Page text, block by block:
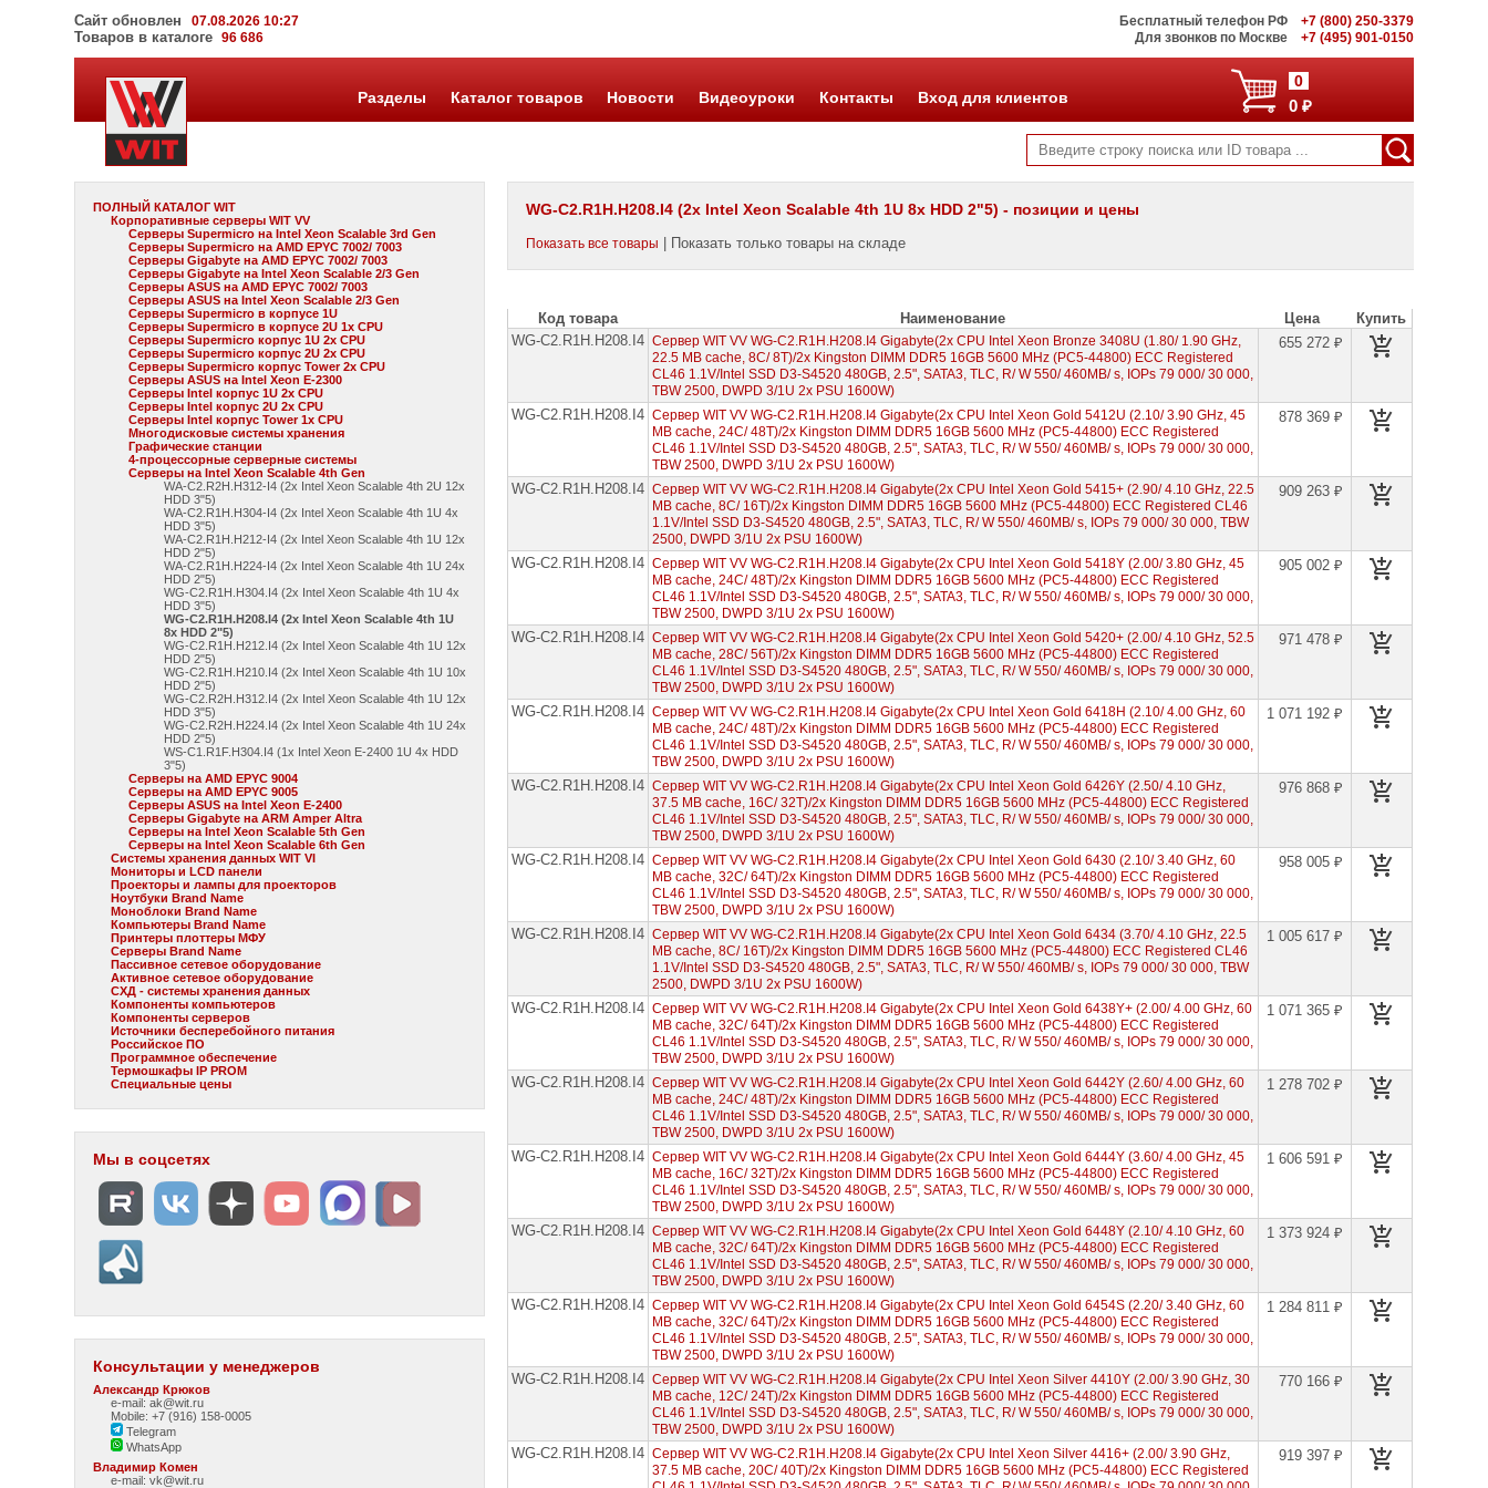
Сайт обновлен 07.08.2026 10:27
Товаров в каталоге96 686
Бесплатный телефон РФ
+7 (800) 250-3379
Для звонков по Москве
+7 (495) 901-0150
0
0 ₽
Разделы Каталог товаров Новости Видеоуроки Контакты Вход для клиентов
ПОЛНЫЙ КАТАЛОГ WIT
Корпоративные серверы WIT VV
Серверы Supermicro на Intel Xeon Scalable 3rd Gen
Серверы Supermicro на AMD EPYC 7002/ 7003
Серверы Gigabyte на AMD EPYC 7002/ 7003
Серверы Gigabyte на Intel Xeon Scalable 2/3 Gen
Серверы ASUS на AMD EPYC 7002/ 7003
Серверы ASUS на Intel Xeon Scalable 2/3 Gen
Серверы Supermicro в корпусе 1U
Серверы Supermicro в корпусе 2U 1x CPU
Серверы Supermicro корпус 1U 2x CPU
Серверы Supermicro корпус 2U 2x CPU
Серверы Supermicro корпус Tower 2x CPU
Серверы ASUS на Intel Xeon E-2300
Серверы Intel корпус 1U 2x CPU
Серверы Intel корпус 2U 2x CPU
Серверы Intel корпус Tower 1x CPU
Многодисковые системы хранения
Графические станции
4-процессорные серверные системы
Серверы на Intel Xeon Scalable 4th Gen
WA-C2.R2H.H312-I4 (2x Intel Xeon Scalable 4th 2U 12x
HDD 3"5)
WA-C2.R1H.H304-I4 (2x Intel Xeon Scalable 4th 1U 4x
HDD 3"5)
WA-C2.R1H.H212-I4 (2x Intel Xeon Scalable 4th 1U 12x
HDD 2"5)
WA-C2.R1H.H224-I4 (2x Intel Xeon Scalable 4th 1U 24x
HDD 2"5)
WG-C2.R1H.H304.I4 (2x Intel Xeon Scalable 4th 1U 4x
HDD 3"5)
WG-C2.R1H.H208.I4 (2x Intel Xeon Scalable 4th 1U
8x HDD 2"5)
WG-C2.R1H.H212.I4 (2x Intel Xeon Scalable 4th 1U 12x
HDD 2"5)
WG-C2.R1H.H210.I4 (2x Intel Xeon Scalable 4th 1U 10x
HDD 2"5)
WG-C2.R2H.H312.I4 (2x Intel Xeon Scalable 4th 1U 12x
HDD 3"5)
WG-C2.R2H.H224.I4 (2x Intel Xeon Scalable 4th 1U 24x
HDD 2"5)
WS-C1.R1F.H304.I4 (1x Intel Xeon E-2400 1U 4x HDD
3"5)
Серверы на AMD EPYC 9004
Серверы на AMD EPYC 9005
Серверы ASUS на Intel Xeon E-2400
Серверы Gigabyte на ARM Amper Altra
Серверы на Intel Xeon Scalable 5th Gen
Серверы на Intel Xeon Scalable 6th Gen
Системы хранения данных WIT VI
Мониторы и LCD панели
Проекторы и лампы для проекторов
Ноутбуки Brand Name
Моноблоки Brand Name
Компьютеры Brand Name
Принтеры плоттеры МФУ
Серверы Brand Name
Пассивное сетевое оборудование
Активное сетевое оборудование
СХД - системы хранения данных
Компоненты компьютеров
Компоненты серверов
Источники бесперебойного питания
Российское ПО
Программное обеспечение
Термошкафы IP PROM
Специальные цены
Мы в соцсетях
Консультации у менеджеров
Александр Крюков
e-mail: ak@wit.ru
Mobile: +7 (916) 158-0005
Telegram
WhatsApp
Владимир Комен
e-mail: vk@wit.ru
WG-C2.R1H.H208.I4 (2x Intel Xeon Scalable 4th 1U 8x HDD 2"5) - позиции и цены
Показать все товары | Показать только товары на складе
Код товара Наименование Цена
Купить
WG-C2.R1H.H208.I4 Сервер WIT VV WG-C2.R1H.H208.I4 Gigabyte(2x CPU Intel Xeon Bronze 3408U (1.80/ 1.90 GHz,
22.5 MB cache, 8С/ 8T)/2x Kingston DIMM DDR5 16GB 5600 MHz (PC5-44800) ECC Registered
CL46 1.1V/Intel SSD D3-S4520 480GB, 2.5", SATA3, TLC, R/ W 550/ 460MB/ s, IOPs 79 000/ 30 000,
TBW 2500, DWPD 3/1U 2x PSU 1600W)
655 272 ₽
WG-C2.R1H.H208.I4 Сервер WIT VV WG-C2.R1H.H208.I4 Gigabyte(2x CPU Intel Xeon Gold 5412U (2.10/ 3.90 GHz, 45
MB cache, 24С/ 48T)/2x Kingston DIMM DDR5 16GB 5600 MHz (PC5-44800) ECC Registered
CL46 1.1V/Intel SSD D3-S4520 480GB, 2.5", SATA3, TLC, R/ W 550/ 460MB/ s, IOPs 79 000/ 30 000,
TBW 2500, DWPD 3/1U 2x PSU 1600W)
878 369 ₽
WG-C2.R1H.H208.I4 Сервер WIT VV WG-C2.R1H.H208.I4 Gigabyte(2x CPU Intel Xeon Gold 5415+ (2.90/ 4.10 GHz, 22.5
MB cache, 8С/ 16T)/2x Kingston DIMM DDR5 16GB 5600 MHz (PC5-44800) ECC Registered CL46
1.1V/Intel SSD D3-S4520 480GB, 2.5", SATA3, TLC, R/ W 550/ 460MB/ s, IOPs 79 000/ 30 000, TBW
2500, DWPD 3/1U 2x PSU 1600W)
909 263 ₽
WG-C2.R1H.H208.I4 Сервер WIT VV WG-C2.R1H.H208.I4 Gigabyte(2x CPU Intel Xeon Gold 5418Y (2.00/ 3.80 GHz, 45
MB cache, 24С/ 48T)/2x Kingston DIMM DDR5 16GB 5600 MHz (PC5-44800) ECC Registered
CL46 1.1V/Intel SSD D3-S4520 480GB, 2.5", SATA3, TLC, R/ W 550/ 460MB/ s, IOPs 79 000/ 30 000,
TBW 2500, DWPD 3/1U 2x PSU 1600W)
905 002 ₽
WG-C2.R1H.H208.I4 Сервер WIT VV WG-C2.R1H.H208.I4 Gigabyte(2x CPU Intel Xeon Gold 5420+ (2.00/ 4.10 GHz, 52.5
MB cache, 28С/ 56T)/2x Kingston DIMM DDR5 16GB 5600 MHz (PC5-44800) ECC Registered
CL46 1.1V/Intel SSD D3-S4520 480GB, 2.5", SATA3, TLC, R/ W 550/ 460MB/ s, IOPs 79 000/ 30 000,
TBW 2500, DWPD 3/1U 2x PSU 1600W)
971 478 ₽
WG-C2.R1H.H208.I4 Сервер WIT VV WG-C2.R1H.H208.I4 Gigabyte(2x CPU Intel Xeon Gold 6418H (2.10/ 4.00 GHz, 60
MB cache, 24С/ 48T)/2x Kingston DIMM DDR5 16GB 5600 MHz (PC5-44800) ECC Registered
CL46 1.1V/Intel SSD D3-S4520 480GB, 2.5", SATA3, TLC, R/ W 550/ 460MB/ s, IOPs 79 000/ 30 000,
TBW 2500, DWPD 3/1U 2x PSU 1600W)
1 071 192 ₽
WG-C2.R1H.H208.I4 Сервер WIT VV WG-C2.R1H.H208.I4 Gigabyte(2x CPU Intel Xeon Gold 6426Y (2.50/ 4.10 GHz,
37.5 MB cache, 16С/ 32T)/2x Kingston DIMM DDR5 16GB 5600 MHz (PC5-44800) ECC Registered
CL46 1.1V/Intel SSD D3-S4520 480GB, 2.5", SATA3, TLC, R/ W 550/ 460MB/ s, IOPs 79 000/ 30 000,
TBW 2500, DWPD 3/1U 2x PSU 1600W)
976 868 ₽
WG-C2.R1H.H208.I4 Сервер WIT VV WG-C2.R1H.H208.I4 Gigabyte(2x CPU Intel Xeon Gold 6430 (2.10/ 3.40 GHz, 60
MB cache, 32С/ 64T)/2x Kingston DIMM DDR5 16GB 5600 MHz (PC5-44800) ECC Registered
CL46 1.1V/Intel SSD D3-S4520 480GB, 2.5", SATA3, TLC, R/ W 550/ 460MB/ s, IOPs 79 000/ 30 000,
TBW 2500, DWPD 3/1U 2x PSU 1600W)
958 005 ₽
WG-C2.R1H.H208.I4 Сервер WIT VV WG-C2.R1H.H208.I4 Gigabyte(2x CPU Intel Xeon Gold 6434 (3.70/ 4.10 GHz, 22.5
MB cache, 8С/ 16T)/2x Kingston DIMM DDR5 16GB 5600 MHz (PC5-44800) ECC Registered CL46
1.1V/Intel SSD D3-S4520 480GB, 2.5", SATA3, TLC, R/ W 550/ 460MB/ s, IOPs 79 000/ 30 000, TBW
2500, DWPD 3/1U 2x PSU 1600W)
1 005 617 ₽
WG-C2.R1H.H208.I4 Сервер WIT VV WG-C2.R1H.H208.I4 Gigabyte(2x CPU Intel Xeon Gold 6438Y+ (2.00/ 4.00 GHz, 60
MB cache, 32С/ 64T)/2x Kingston DIMM DDR5 16GB 5600 MHz (PC5-44800) ECC Registered
CL46 1.1V/Intel SSD D3-S4520 480GB, 2.5", SATA3, TLC, R/ W 550/ 460MB/ s, IOPs 79 000/ 30 000,
TBW 2500, DWPD 3/1U 2x PSU 1600W)
1 071 365 ₽
WG-C2.R1H.H208.I4 Сервер WIT VV WG-C2.R1H.H208.I4 Gigabyte(2x CPU Intel Xeon Gold 6442Y (2.60/ 4.00 GHz, 60
MB cache, 24С/ 48T)/2x Kingston DIMM DDR5 16GB 5600 MHz (PC5-44800) ECC Registered
CL46 1.1V/Intel SSD D3-S4520 480GB, 2.5", SATA3, TLC, R/ W 550/ 460MB/ s, IOPs 79 000/ 30 000,
TBW 2500, DWPD 3/1U 2x PSU 1600W)
1 278 702 ₽
WG-C2.R1H.H208.I4 Сервер WIT VV WG-C2.R1H.H208.I4 Gigabyte(2x CPU Intel Xeon Gold 6444Y (3.60/ 4.00 GHz, 45
MB cache, 16С/ 32T)/2x Kingston DIMM DDR5 16GB 5600 MHz (PC5-44800) ECC Registered
CL46 1.1V/Intel SSD D3-S4520 480GB, 2.5", SATA3, TLC, R/ W 550/ 460MB/ s, IOPs 79 000/ 30 000,
TBW 2500, DWPD 3/1U 2x PSU 1600W)
1 606 591 ₽
WG-C2.R1H.H208.I4 Сервер WIT VV WG-C2.R1H.H208.I4 Gigabyte(2x CPU Intel Xeon Gold 6448Y (2.10/ 4.10 GHz, 60
MB cache, 32С/ 64T)/2x Kingston DIMM DDR5 16GB 5600 MHz (PC5-44800) ECC Registered
CL46 1.1V/Intel SSD D3-S4520 480GB, 2.5", SATA3, TLC, R/ W 550/ 460MB/ s, IOPs 79 000/ 30 000,
TBW 2500, DWPD 3/1U 2x PSU 1600W)
1 373 924 ₽
WG-C2.R1H.H208.I4 Сервер WIT VV WG-C2.R1H.H208.I4 Gigabyte(2x CPU Intel Xeon Gold 6454S (2.20/ 3.40 GHz, 60
MB cache, 32С/ 64T)/2x Kingston DIMM DDR5 16GB 5600 MHz (PC5-44800) ECC Registered
CL46 1.1V/Intel SSD D3-S4520 480GB, 2.5", SATA3, TLC, R/ W 550/ 460MB/ s, IOPs 79 000/ 30 000,
TBW 2500, DWPD 3/1U 2x PSU 1600W)
1 284 811 ₽
WG-C2.R1H.H208.I4 Сервер WIT VV WG-C2.R1H.H208.I4 Gigabyte(2x CPU Intel Xeon Silver 4410Y (2.00/ 3.90 GHz, 30
MB cache, 12С/ 24T)/2x Kingston DIMM DDR5 16GB 5600 MHz (PC5-44800) ECC Registered
CL46 1.1V/Intel SSD D3-S4520 480GB, 2.5", SATA3, TLC, R/ W 550/ 460MB/ s, IOPs 79 000/ 30 000,
TBW 2500, DWPD 3/1U 2x PSU 1600W)
770 166 ₽
WG-C2.R1H.H208.I4 Сервер WIT VV WG-C2.R1H.H208.I4 Gigabyte(2x CPU Intel Xeon Silver 4416+ (2.00/ 3.90 GHz,
37.5 MB cache, 20С/ 40T)/2x Kingston DIMM DDR5 16GB 5600 MHz (PC5-44800) ECC Registered
919 397 ₽